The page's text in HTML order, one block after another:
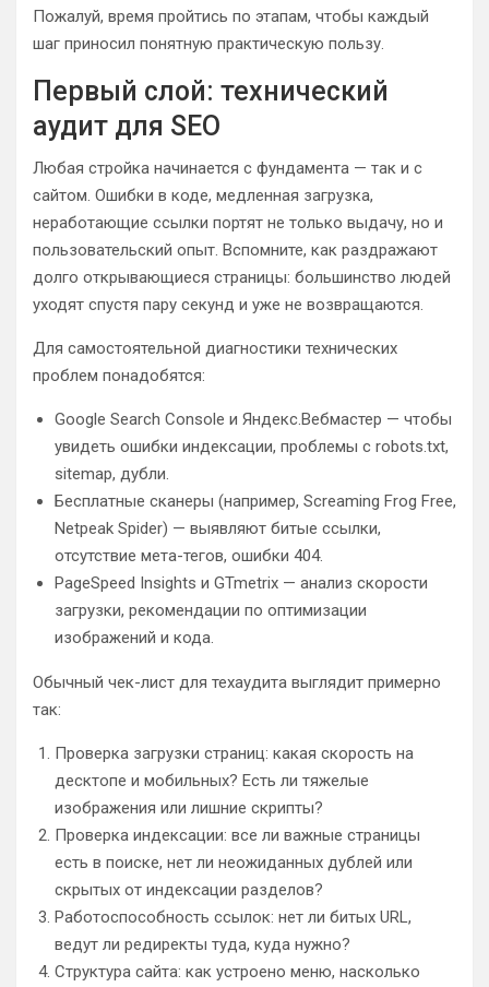
Пожалуй, время пройтись по этапам, чтобы каждый
шаг приносил понятную практическую пользу.
Первый слой: технический
аудит для SEO
Любая стройка начинается с фундамента — так и с
сайтом. Ошибки в коде, медленная загрузка,
неработающие ссылки портят не только выдачу, но и
пользовательский опыт. Вспомните, как раздражают
долго открывающиеся страницы: большинство людей
уходят спустя пару секунд и уже не возвращаются.
Для самостоятельной диагностики технических
проблем понадобятся:
Google Search Console и Яндекс.Вебмастер — чтобы
увидеть ошибки индексации, проблемы с robots.txt,
sitemap, дубли.
Бесплатные сканеры (например, Screaming Frog Free,
Netpeak Spider) — выявляют битые ссылки,
отсутствие мета-тегов, ошибки 404.
PageSpeed Insights и GTmetrix — анализ скорости
загрузки, рекомендации по оптимизации
изображений и кода.
Обычный чек-лист для техаудита выглядит примерно
так:
Проверка загрузки страниц: какая скорость на
десктопе и мобильных? Есть ли тяжелые
изображения или лишние скрипты?
Проверка индексации: все ли важные страницы
есть в поиске, нет ли неожиданных дублей или
скрытых от индексации разделов?
Работоспособность ссылок: нет ли битых URL,
ведут ли редиректы туда, куда нужно?
Структура сайта: как устроено меню, насколько